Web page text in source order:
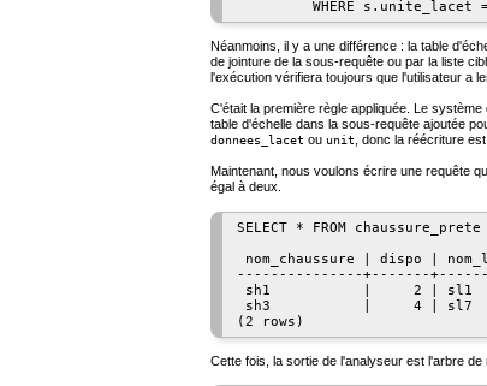
Néanmoins, il y a une différence : la table
de jointure de la sous-requête ou par la liste
l'exécution vérifiera toujours que l'utilisateur a
C'était la première règle appliquée. Le
table d'échelle dans la sous-requête ajoutée
donnees_lacet ou unit , donc la réécriture
Maintenant, nous voulons écrire une requête
égal à deux.
SELECT * FROM
nom_chaussure | dispo |
---------------+-------
sh1           |     2 |
sh3           |     4 |
Cette fois, la sortie de l'analyseur est l'arbre de